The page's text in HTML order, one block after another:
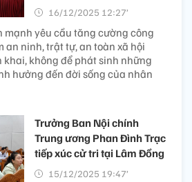
16/12/2025 12:27’
mạnh yêu cầu tăng cường công
an ninh, trật tự, an toàn xã hội
không để phát sinh những
hưởng đến đời sống của nhân
Trưởng Ban Nội chính
Trung ương Phan Đình Trạc
tiếp xúc cử tri tại Lâm Đồng
15/12/2025 19:47’